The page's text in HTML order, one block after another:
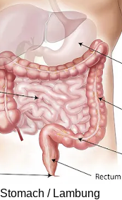
Stomach / Lambung